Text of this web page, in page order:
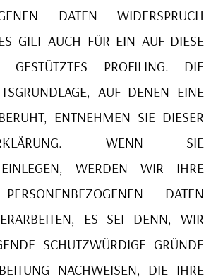
DATEN WIDERSPRUCH
GILT AUCH FÜR EIN AUF DIESE
GESTÜTZTES PROFILING. DIE
AUF DENEN EINE
ENTNEHMEN SIE DIESER
WENN SIE
EINLEGEN, WERDEN WIR IHRE
DATEN
ES SEI DENN, WIR
SCHUTZWÜRDIGE GRÜNDE
NACHWEISEN, DIE IHRE